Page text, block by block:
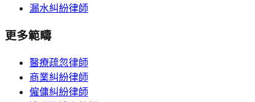
漏水糾紛律師
更多範疇
醫療疏忽律師
商業糾紛律師
僱傭糾紛律師